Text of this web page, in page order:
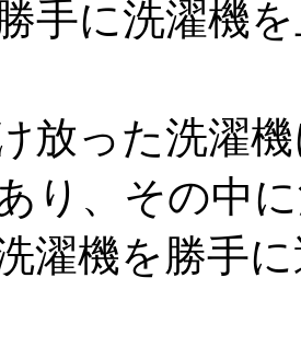
手に洗濯機
放った洗濯
り、その中
濯機を勝手